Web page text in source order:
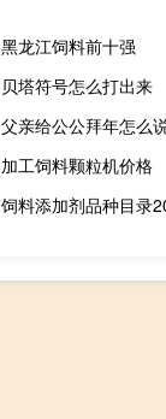
黑龙江饲料前十强
贝塔符号怎么打出来
父亲给公公拜年怎么
加工饲料颗粒机价格
饲料添加剂品种目录